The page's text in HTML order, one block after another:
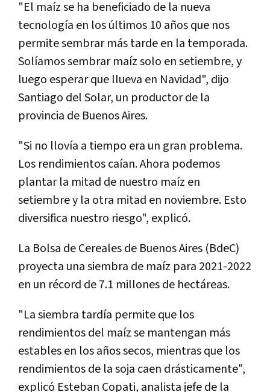
"El maíz se ha beneficiado de la nueva
tecnología en los últimos 10 años que nos
permite sembrar más tarde en la temporada.
Solíamos sembrar maíz solo en setiembre, y
luego esperar que llueva en Navidad", dijo
Santiago del Solar, un productor de la
provincia de Buenos Aires.
"Si no llovía a tiempo era un gran problema.
Los rendimientos caían. Ahora podemos
plantar la mitad de nuestro maíz en
setiembre y la otra mitad en noviembre. Esto
diversifica nuestro riesgo", explicó.
La Bolsa de Cereales de Buenos Aires (BdeC)
proyecta una siembra de maíz para 2021-2022
en un récord de 7.1 millones de hectáreas.
"La siembra tardía permite que los
rendimientos del maíz se mantengan más
estables en los años secos, mientras que los
rendimientos de la soja caen drásticamente",
explicó Esteban Copati, analista jefe de la